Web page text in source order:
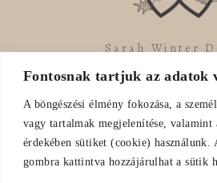
Fontosnak tartjuk az adatok
A böngészési élmény fokozása, a
vagy tartalmak megjelenítése, valamint
érdekében sütiket (cookie)
gombra kattintva hozzájárulhat a sütik
Sarah Winter